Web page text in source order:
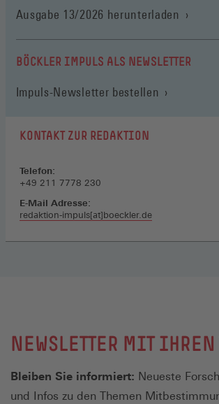
Ausgabe 13/2026 herunterladen (Öffnet
einem
neuen
BÖCKLER IMPULS ALS NEWSLETTER
Impuls-Newsletter bestellen
KONTAKT ZUR REDAKTION
Telefon:
+49 211 7778 230
E-Mail Adresse:
redaktion-impuls[at]boeckler.de
NEWSLETTER MIT IHREN
Bleiben Sie informiert: Neueste
und Infos zu den Themen